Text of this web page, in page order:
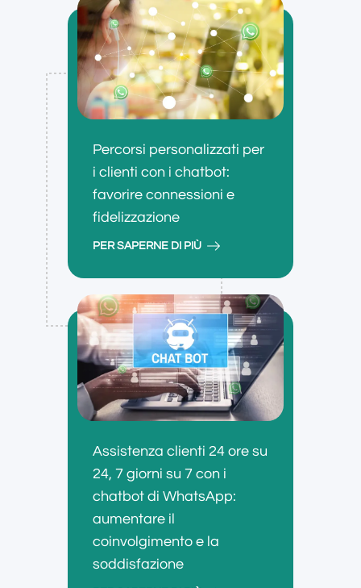
Percorsi personalizzati per
i clienti con i chatbot:
favorire connessioni e
fidelizzazione
PER SAPERNE DI PIÙ
Assistenza clienti 24 ore su
24, 7 giorni su 7 con i
chatbot di WhatsApp:
aumentare il
coinvolgimento e la
soddisfazione